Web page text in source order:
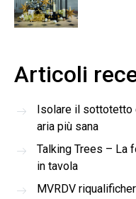
Articoli
Isolare il sottotetto
aria più sana
Talking Trees – La
in tavola
MVRDV